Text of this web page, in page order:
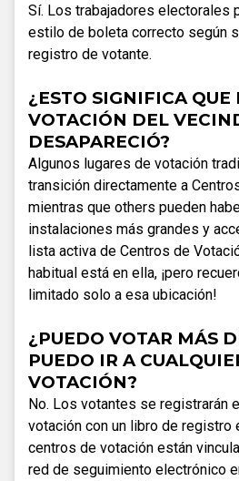
Sí. Los trabajadores electorales
estilo de boleta correcto según
registro de votante.
¿ESTO SIGNIFICA QUE
VOTACIÓN DEL
DESAPARECIÓ?
Algunos lugares de votación
transición directamente a
mientras que others pueden
instalaciones más grandes y
lista activa de Centros de
habitual está en ella, ¡pero
limitado solo a esa ubicación!
¿PUEDO VOTAR MÁS
PUEDO IR A
VOTACIÓN?
No. Los votantes se registrarán
votación con un libro de registro
centros de votación están
red de seguimiento electrónico